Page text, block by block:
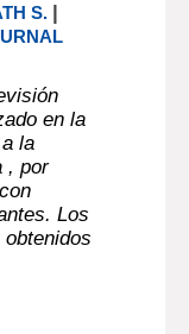
S. |
en la
la
, por
Los